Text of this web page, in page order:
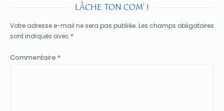
LÂCHE TON COM' !
Votre adresse e-mail ne sera pas publiée. Les champs obligatoires
sont indiqués avec *
Commentaire *